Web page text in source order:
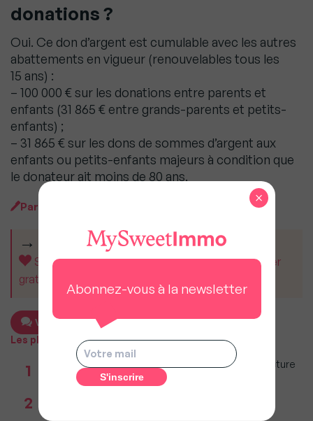
donations ?
Oui. Ce don d’argent est cumulable avec les autres
abattements en vigueur (renouvelables tous les
15 ans) :
– 100 000 € sur les donations entre parents et
enfants (31 865 € entre grands-parents et petits-
enfants) ;
– 31 865 € sur les dons de sommes d’argent aux
enfants ou petits-enfants majeurs à condition que
le donateur ait moins de 80 ans.
Par
CET ARTICLE VOUS A AIDÉ ?
Soutenez MySweetImmo et aidez-nous à rester
gratuit pour tous.
Voir les 2 commentaires
Les plus populaires
1
Taxe foncière 2026 : Ces grandes villes où la facture
restera parmi les plus lourdes
2
Abonnez-vous à la newsletter
×